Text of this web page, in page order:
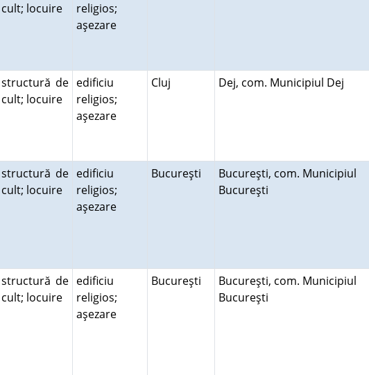
cult; locuire
religios;
aşezare
structură de
cult; locuire
edificiu
religios;
aşezare
Cluj Dej, com. Municipiul Dej
structură de
cult; locuire
edificiu
religios;
aşezare
Bucureşti
Bucureşti, com. Municipiul
Bucureşti
structură de
cult; locuire
edificiu
religios;
aşezare
Bucureşti
Bucureşti, com. Municipiul
Bucureşti